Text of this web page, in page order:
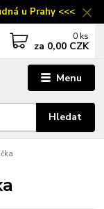
u Prahy <<<
Menu
Hledat
0 ks
za 0,00 CZK